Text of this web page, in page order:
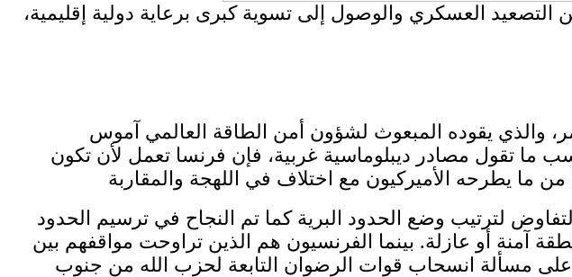
العسكري والوصول إلى تسوية كبرى برعاية دولية إقليمية،
والذي يقوده المبعوث لشؤون أمن الطاقة العالمي آموس
ما تقول مصادر ديبلوماسية غربية، فإن فرنسا تعمل لأن تكون
لترتيب وضع الحدود البرية كما تم النجاح في ترسيم الحدود
آمنة أو عازلة. بينما الفرنسيون هم الذين تراوحت مواقفهم بين
على مسألة انسحاب قوات الرضوان التابعة لحزب الله من جنوب